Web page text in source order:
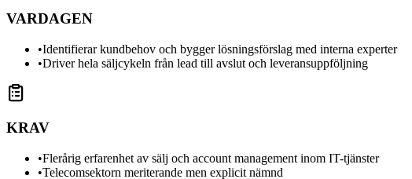
VARDAGEN
•Identifierar kundbehov och bygger lösningsförslag med interna experter
•Driver hela säljcykeln från lead till avslut och leveransuppföljning
KRAV
•Flerårig erfarenhet av sälj och account management inom IT-tjänster
•Telecomsektorn meriterande men explicit nämnd